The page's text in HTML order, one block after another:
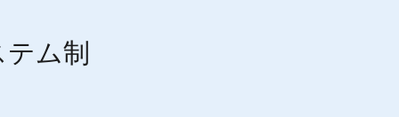
ム制